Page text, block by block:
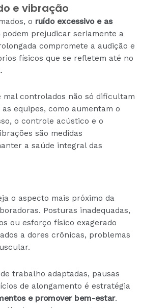
e vibração
o ruído excessivo e as
podem prejudicar seriamente a
compromete a audição e
físicos que se refletem até no
mal controlados não só dificultam
equipes, como aumentam o
o controle acústico e o
são medidas
a saúde integral das
o aspecto mais próximo da
Posturas inadequadas,
ou esforço físico exagerado
a dores crônicas, problemas
trabalho adaptadas, pausas
de alongamento é estratégia
e promover bem-estar.